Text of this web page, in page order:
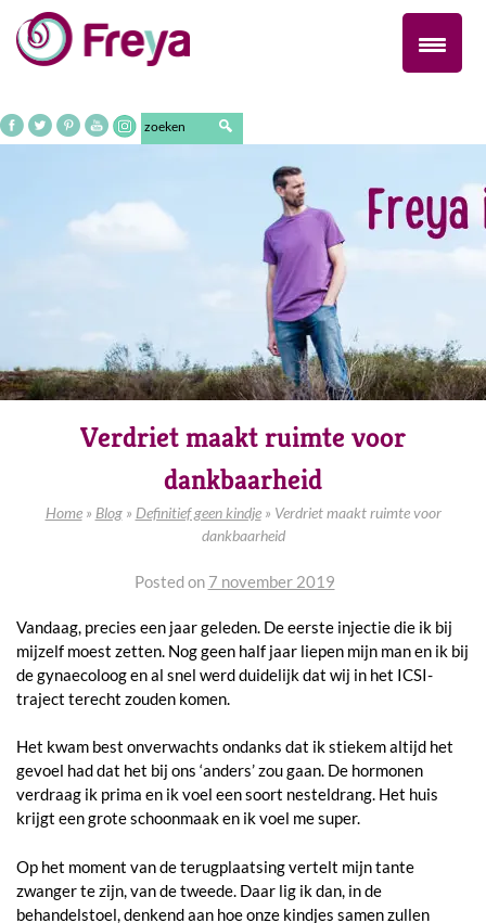
inhoud
Verdriet maakt ruimte voor
dankbaarheid
Home» Blog» Definitief geen kindje» Verdriet maakt ruimte voor
dankbaarheid
Posted on 7 november 2019
Vandaag, precies een jaar geleden. De eerste injectie die ik bij
mijzelf moest zetten. Nog geen half jaar liepen mijn man en ik bij
de gynaecoloog en al snel werd duidelijk dat wij in het ICSI-
traject terecht zouden komen.
Het kwam best onverwachts ondanks dat ik stiekem altijd het
gevoel had dat het bij ons ‘anders’ zou gaan. De hormonen
verdraag ik prima en ik voel een soort nesteldrang. Het huis
krijgt een grote schoonmaak en ik voel me super.
Op het moment van de terugplaatsing vertelt mijn tante
zwanger te zijn, van de tweede. Daar lig ik dan, in de
behandelstoel, denkend aan hoe onze kindjes samen zullen